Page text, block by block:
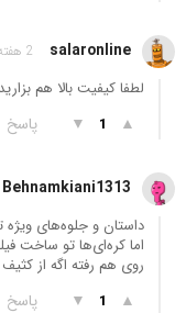
salaronline 2 هفته قبل
لطفا کیفیت بالا هم
▲
1
▼ پاسخ
Behnamkiani1313
داستان و جلوه‌های ویژه
اما کره‌ای‌ها تو
روی هم رفته اگه از
▲
1
▼ پاسخ